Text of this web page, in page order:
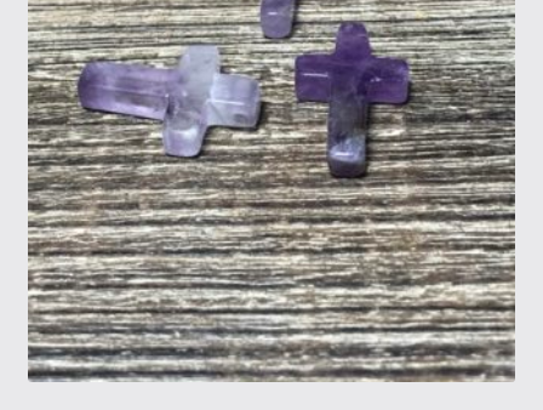
Tietosuojaseloste
Tuotteet
Yritysinfo